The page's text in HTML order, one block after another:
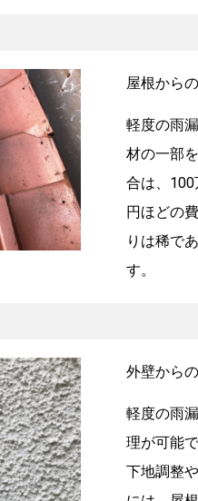
屋根から
軽度の雨
材の一部
合は、
円ほどの
りは稀で
す。
外壁から
軽度の雨
理が可能
下地調整